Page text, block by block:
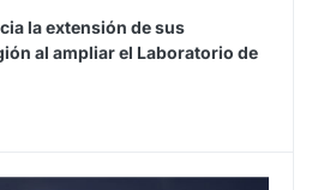
la extensión de sus
al ampliar el Laboratorio de